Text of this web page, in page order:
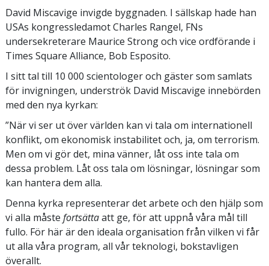
David Miscavige invigde byggnaden. I sällskap hade han
USAs kongressledamot Charles Rangel, FNs
undersekreterare Maurice Strong och vice ordförande i
Times Square Alliance, Bob Esposito.
I sitt tal till 10 000 scientologer och gäster som samlats
för invigningen, underströk David Miscavige innebörden
med den nya kyrkan:
”När vi ser ut över världen kan vi tala om internationell
konflikt, om ekonomisk instabilitet och, ja, om terrorism.
Men om vi gör det, mina vänner, låt oss inte tala om
dessa problem. Låt oss tala om lösningar, lösningar som
kan hantera dem alla.
Denna kyrka representerar det arbete och den hjälp som
vi alla måste fortsättaatt ge, för att uppnå våra mål till
fullo. För här är den ideala organisation från vilken vi får
ut alla våra program, all vår teknologi, bokstavligen
överallt.